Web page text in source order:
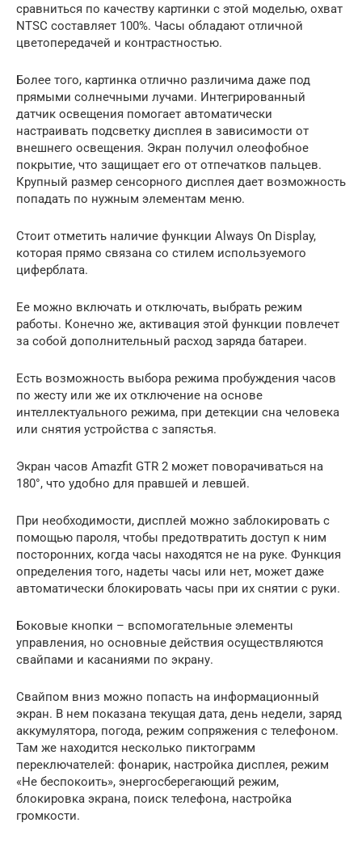
сравниться по качеству картинки с этой моделью, охват
NTSC составляет 100%. Часы обладают отличной
цветопередачей и контрастностью.
Более того, картинка отлично различима даже под
прямыми солнечными лучами. Интегрированный
датчик освещения помогает автоматически
настраивать подсветку дисплея в зависимости от
внешнего освещения. Экран получил олеофобное
покрытие, что защищает его от отпечатков пальцев.
Крупный размер сенсорного дисплея дает возможность
попадать по нужным элементам меню.
Стоит отметить наличие функции Always On Display,
которая прямо связана со стилем используемого
циферблата.
Ее можно включать и отключать, выбрать режим
работы. Конечно же, активация этой функции повлечет
за собой дополнительный расход заряда батареи.
Есть возможность выбора режима пробуждения часов
по жесту или же их отключение на основе
интеллектуального режима, при детекции сна человека
или снятия устройства с запястья.
Экран часов Amazfit GTR 2 может поворачиваться на
180°, что удобно для правшей и левшей.
При необходимости, дисплей можно заблокировать с
помощью пароля, чтобы предотвратить доступ к ним
посторонних, когда часы находятся не на руке. Функция
определения того, надеты часы или нет, может даже
автоматически блокировать часы при их снятии с руки.
Боковые кнопки – вспомогательные элементы
управления, но основные действия осуществляются
свайпами и касаниями по экрану.
Свайпом вниз можно попасть на информационный
экран. В нем показана текущая дата, день недели, заряд
аккумулятора, погода, режим сопряжения с телефоном.
Там же находится несколько пиктограмм
переключателей: фонарик, настройка дисплея, режим
«Не беспокоить», энергосберегающий режим,
блокировка экрана, поиск телефона, настройка
громкости.